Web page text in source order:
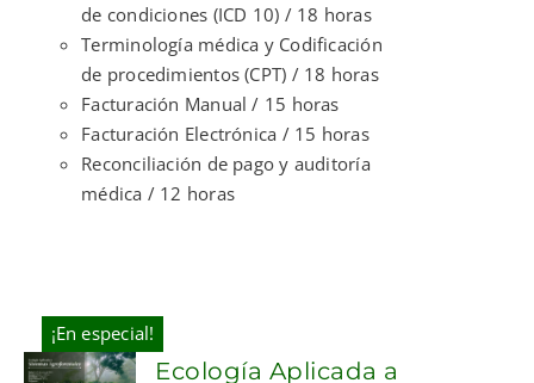
de condiciones (ICD 10) / 18 horas
Terminología médica y Codificación
de procedimientos (CPT) / 18 horas
Facturación Manual / 15 horas
Facturación Electrónica / 15 horas
Reconciliación de pago y auditoría
médica / 12 horas
¡En especial!
ADD TO
Ecología Aplicada a